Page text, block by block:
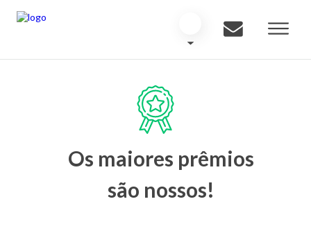
Os maiores prêmios
são nossos!